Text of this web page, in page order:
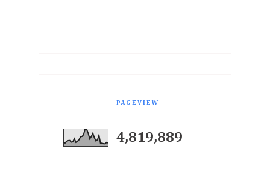
PAGEVIEW
4,819,889